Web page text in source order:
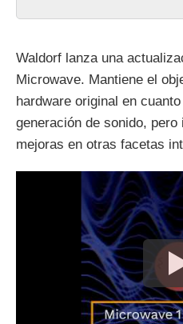
Waldorf lanza una
Microwave. Mantiene el
hardware original en
generación de sonido, pero
mejoras en otras facetas